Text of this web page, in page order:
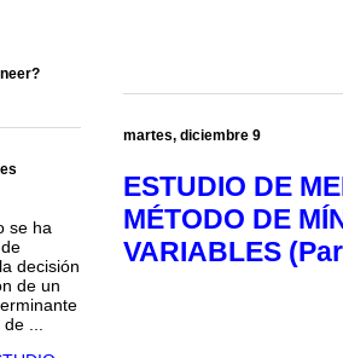
martes, diciembre 9
ESTUDIO DE
MÉTODO DE
VARIABLES
se ha
decisión
de un
...